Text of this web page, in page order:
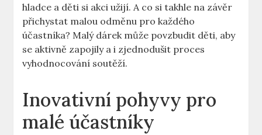
hladce a děti si akci užijí. A co si ⁢takhle na závěr
přichystat malou odměnu pro každého
účastníka? Malý dárek může povzbudit děti, aby
se aktivně zapojily a i zjednodušit proces
vyhodnocování soutěží.
Inovativní pohyvy pro
malé účastníky